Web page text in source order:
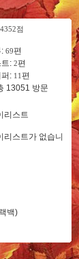
점
69편
: 2편
: 11편
13051 방문
리스트
리스트가 없습니
백)